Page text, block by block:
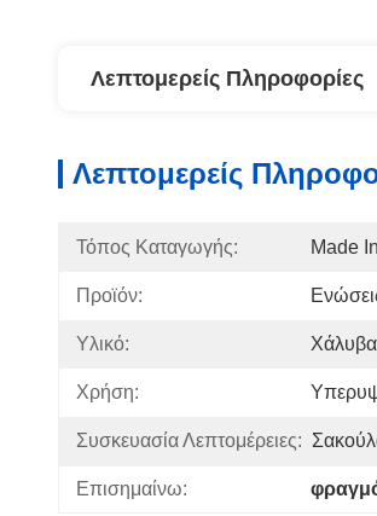
Λεπτομερείς Πληροφορίες
Λεπτομερείς
Τόπος Καταγωγής: Made
Προϊόν:
Υλικό: Χάλυβα
Χρήση:
Συσκευασία Λεπτομέρειες:
Επισημαίνω: